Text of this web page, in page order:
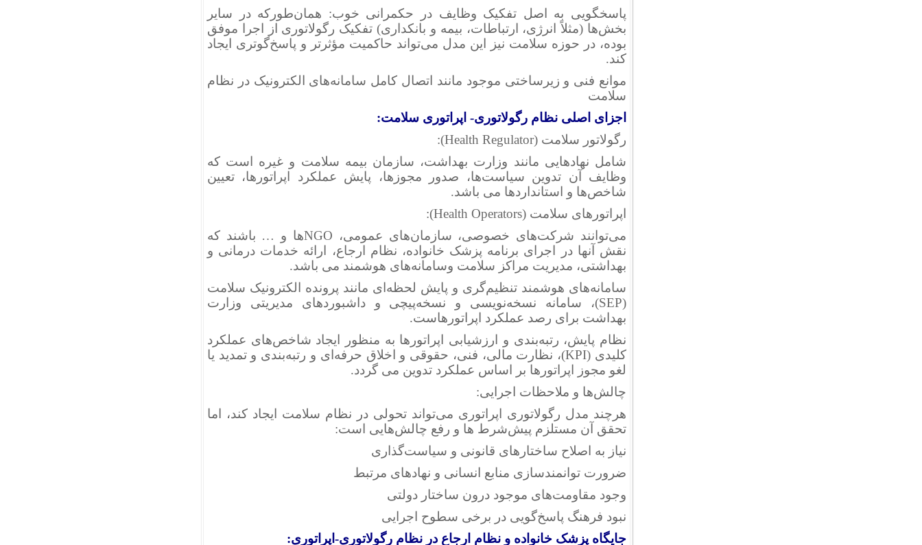
پاسخگویی به اصل تفکیک وظایف در حکمرانی خوب: همان‌طورکه در سایر
بخش‌ها (مثلاً انرژی، ارتباطات، بیمه و بانکداری) تفکیک رگولاتوری از اجرا موفق
بوده، در حوزه سلامت نیز این مدل می‌تواند حاکمیت مؤثرتر و پاسخ‌گوتری ایجاد
کند.
موانع فنی و زیرساختی موجود مانند اتصال کامل سامانه‌های الکترونیک در نظام
سلامت
اجزای اصلی نظام رگولاتوری- اپراتوری سلامت:
رگولاتور سلامت (Health Regulator):
شامل نهادهایی مانند وزارت بهداشت، سازمان بیمه سلامت و غیره است که
وظایف آن تدوین سیاست‌ها، صدور مجوزها، پایش عملکرد اپراتورها، تعیین
شاخص‌ها و استانداردها می باشد.
اپراتورهای سلامت (Health Operators):
می‌توانند شرکت‌های خصوصی، سازمان‌های عمومی، NGOها و … باشند که
نقش آنها در اجرای برنامه پزشک خانواده، نظام ارجاع، ارائه خدمات درمانی و
بهداشتی، مدیریت مراکز سلامت وسامانه‌های هوشمند می باشد.
سامانه‌های هوشمند تنظیم‌گری و پایش لحظه‌ای مانند پرونده الکترونیک سلامت
(SEP)، سامانه نسخه‌نویسی و نسخه‌پیچی و داشبوردهای مدیریتی وزارت
بهداشت برای رصد عملکرد اپراتورهاست.
نظام پایش، رتبه‌بندی و ارزشیابی اپراتورها به منظور ایجاد شاخص‌های عملکرد
کلیدی (KPI)، نظارت مالی، فنی، حقوقی و اخلاق حرفه‌ای و رتبه‌بندی و تمدید یا
لغو مجوز اپراتورها بر اساس عملکرد تدوین می گردد.
چالش‌ها و ملاحظات اجرایی:
هرچند مدل رگولاتوری اپراتوری می‌تواند تحولی در نظام سلامت ایجاد کند، اما
تحقق آن مستلزم پیش‌شرط ها و رفع چالش‌هایی است:
نیاز به اصلاح ساختارهای قانونی و سیاست‌گذاری
ضرورت توانمندسازی منابع انسانی و نهادهای مرتبط
وجود مقاومت‌های موجود درون ساختار دولتی
نبود فرهنگ پاسخ‌گویی در برخی سطوح اجرایی
جایگاه پزشک خانواده و نظام ارجاع در نظام رگولاتوری-اپراتوری: